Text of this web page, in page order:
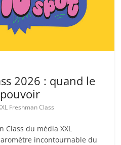
2026 : quand le
Freshman Class
Class du média XXL
incontournable du